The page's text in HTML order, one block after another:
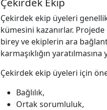
Çekirdek ekip üyeleri
kümesini kazanırlar.
birey ve ekiplerin ara
karmaşıklığın yaratılmasına
Çekirdek ekip üyeleri için
Bağlılık,
Ortak sorumluluk,